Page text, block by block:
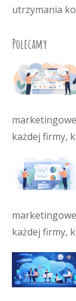
utrzymania
Polecamy
każdej firmy,
każdej firmy,